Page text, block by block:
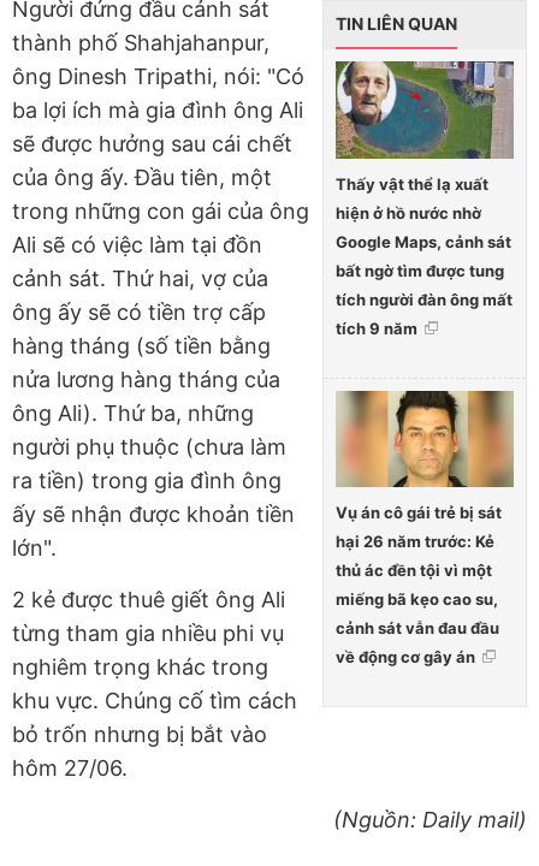
TIN LIÊN QUAN
Thấy vật thể lạ xuất
hiện ở hồ nước nhờ
Google Maps, cảnh sát
bất ngờ tìm được tung
tích người đàn ông mất
tích 9 năm
Vụ án cô gái trẻ bị sát
hại 26 năm trước: Kẻ
thủ ác đền tội vì một
miếng bã kẹo cao su,
cảnh sát vẫn đau đầu
về động cơ gây án
Người đứng đầu cảnh sát
thành phố Shahjahanpur,
ông Dinesh Tripathi, nói: "Có
ba lợi ích mà gia đình ông Ali
sẽ được hưởng sau cái chết
của ông ấy. Đầu tiên, một
trong những con gái của ông
Ali sẽ có việc làm tại đồn
cảnh sát. Thứ hai, vợ của
ông ấy sẽ có tiền trợ cấp
hàng tháng (số tiền bằng
nửa lương hàng tháng của
ông Ali). Thứ ba, những
người phụ thuộc (chưa làm
ra tiền) trong gia đình ông
ấy sẽ nhận được khoản tiền
lớn".
2 kẻ được thuê giết ông Ali
từng tham gia nhiều phi vụ
nghiêm trọng khác trong
khu vực. Chúng cố tìm cách
bỏ trốn nhưng bị bắt vào
hôm 27/06.
(Nguồn: Daily mail)